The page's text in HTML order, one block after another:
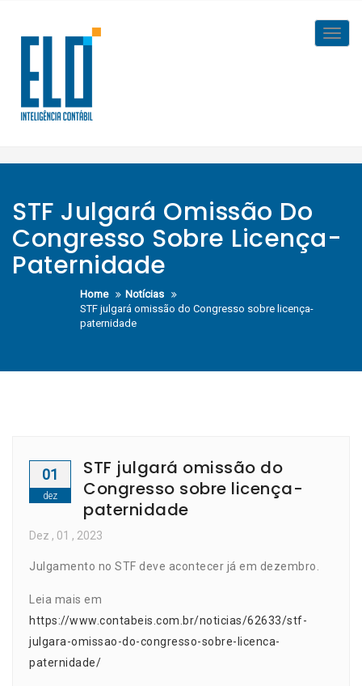
content
STF Julgará Omissão Do
Congresso Sobre Licença-
Paternidade
Home
Notícias
STF julgará omissão do Congresso sobre licença-
paternidade
01
dez
STF julgará omissão do
Congresso sobre licença-
paternidade
Dez , 01 , 2023
Julgamento no STF deve acontecer já em dezembro.
Leia mais em
https://www.contabeis.com.br/noticias/62633/stf-
julgara-omissao-do-congresso-sobre-licenca-
paternidade/